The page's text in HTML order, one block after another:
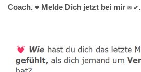
Coach. ❤ Melde Dich jetzt bei mir ✉ ✔.